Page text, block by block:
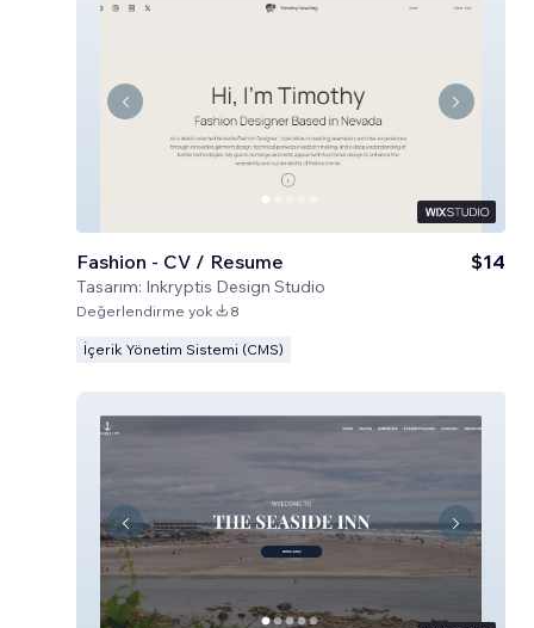
Fashion - CV / Resume
Tasarım: Inkryptis Design Studio
$14
Değerlendirme yok 8
İçerik Yönetim Sistemi (CMS)